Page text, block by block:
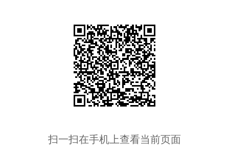
扫一扫在手机上查看当前页面